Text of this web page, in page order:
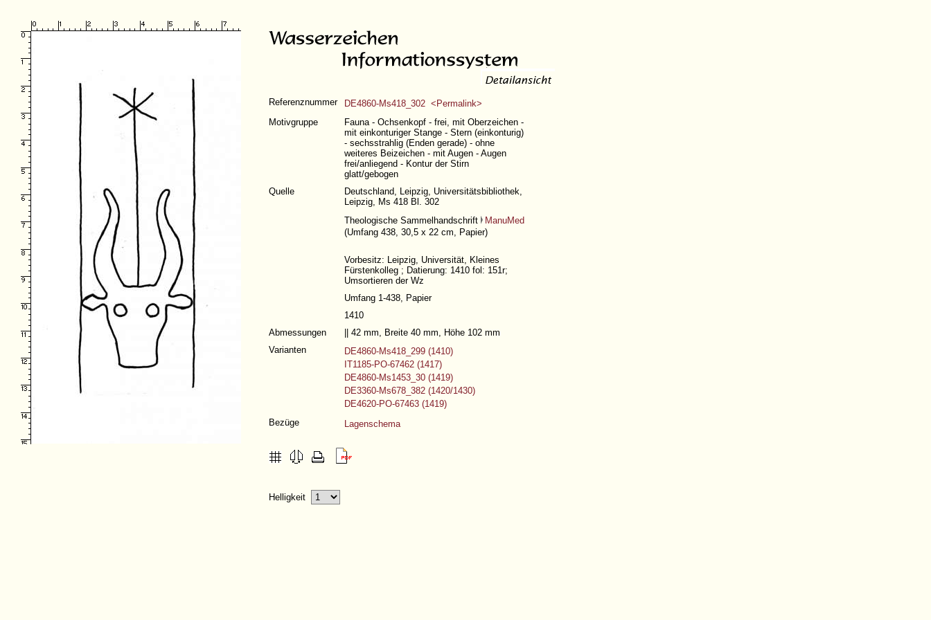
Referenznummer
DE4860-Ms418_302 <Permalink>
Motivgruppe
Fauna - Ochsenkopf - frei, mit Oberzeichen -
mit einkonturiger Stange - Stern (einkonturig)
- sechsstrahlig (Enden gerade) - ohne
weiteres Beizeichen - mit Augen - Augen
frei/anliegend - Kontur der Stirn
glatt/gebogen
Quelle
Deutschland, Leipzig, Universitätsbibliothek,
Leipzig, Ms 418 Bl. 302
Theologische Sammelhandschrift
ManuMed
(Umfang 438, 30,5 x 22 cm, Papier)
Vorbesitz: Leipzig, Universität, Kleines
Fürstenkolleg ; Datierung: 1410 fol: 151r;
Umsortieren der Wz
Umfang 1-438, Papier
1410
Abmessungen
|| 42 mm, Breite 40 mm, Höhe 102 mm
Varianten
DE4860-Ms418_299 (1410)
IT1185-PO-67462 (1417)
DE4860-Ms1453_30 (1419)
DE3360-Ms678_382 (1420/1430)
DE4620-PO-67463 (1419)
Bezüge
Lagenschema
Helligkeit